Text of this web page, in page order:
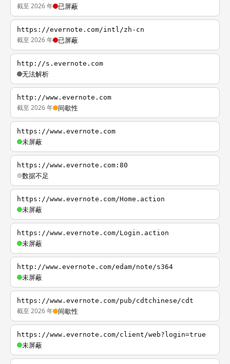
截至 2026 年 已屏蔽
https://evernote.com/intl/zh-cn
截至 2026 年 已屏蔽
http://s.evernote.com
无法解析
http://www.evernote.com
截至 2026 年 间歇性
https://www.evernote.com
未屏蔽
https://www.evernote.com:80
数据不足
https://www.evernote.com/Home.action
未屏蔽
https://www.evernote.com/Login.action
未屏蔽
http://www.evernote.com/edam/note/s364
未屏蔽
https://www.evernote.com/pub/cdtchinese/cdt
截至 2026 年 间歇性
https://www.evernote.com/client/web?login=true
未屏蔽